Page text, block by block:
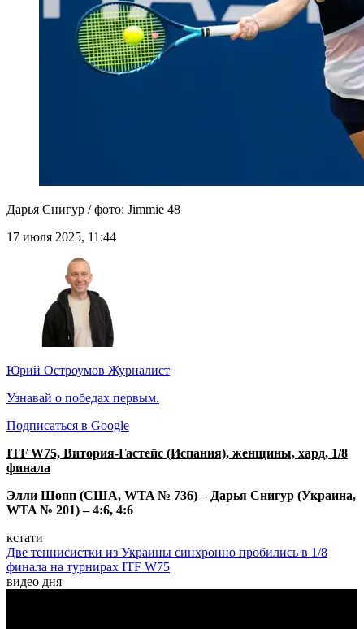
Дарья Снигур / фото: Jimmie 48
17 июля 2025, 11:44
Юрий Остроумов Журналист
Узнавай о победах первым.
Подписаться в Google
ITF W75, Витория-Гастейс (Испания), женщины, хард, 1/8
финала
Элли Шопп (США, WTA № 736) – Дарья Снигур (Украина,
WTA № 201) – 4:6, 4:6
кстати
Две теннисистки из Украины синхронно пробились в 1/8
финала на турнирах ITF W75
видео дня